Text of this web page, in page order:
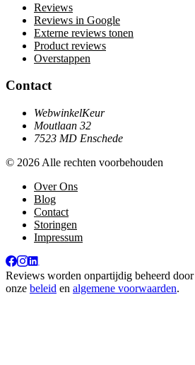
Reviews
Reviews in Google
Externe reviews tonen
Product reviews
Overstappen
Contact
WebwinkelKeur
Moutlaan 32
7523 MD Enschede
© 2026 Alle rechten voorbehouden
Over Ons
Blog
Contact
Storingen
Impressum
Reviews worden onpartijdig beheerd door
onze beleid en algemene voorwaarden.